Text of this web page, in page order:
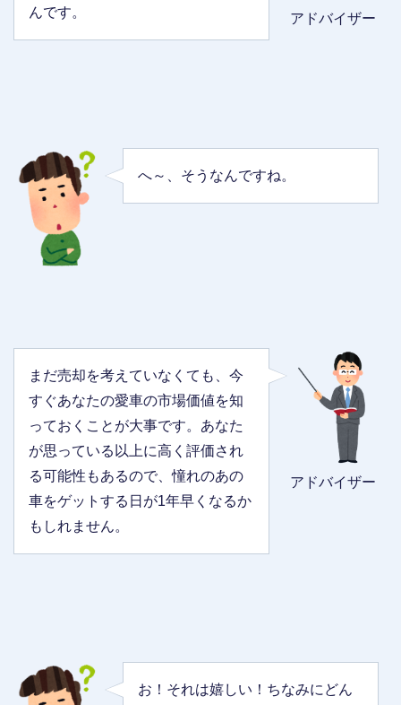
アドバイザー
んです。
へ～、そうなんですね。
アドバイザー
まだ売却を考えていなくても、今
すぐあなたの愛車の市場価値を知
っておくことが大事です。あなた
が思っている以上に高く評価され
る可能性もあるので、憧れのあの
車をゲットする日が1年早くなるか
もしれません。
お！それは嬉しい！ちなみにどん